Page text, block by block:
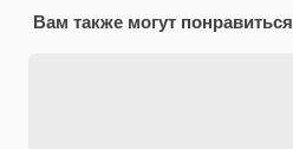
Вам также могут